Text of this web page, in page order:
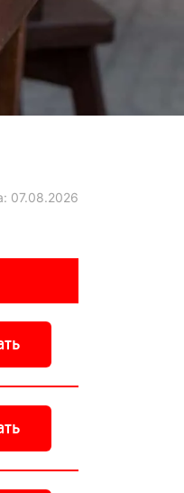
07.08.2026